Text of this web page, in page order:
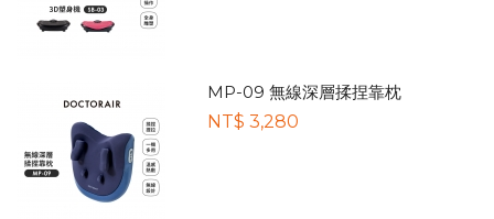
MP-09 無線深層揉捏靠枕
NT$ 3,280